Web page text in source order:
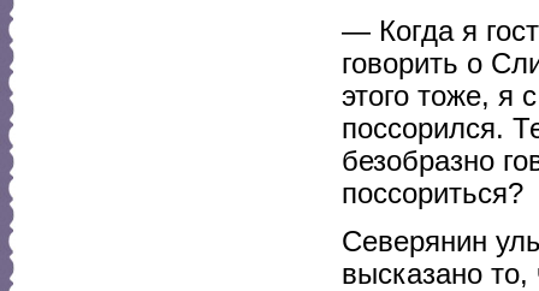
— Когда я
говорить о
этого тоже, я
поссорился.
безобразно
поссориться?
Северянин
высказано